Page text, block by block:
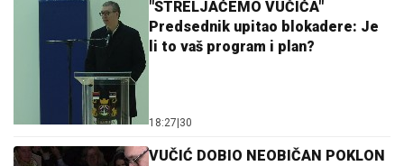
"STRELJAĆEMO VUČIĆA"
Predsednik upitao blokadere: Je
li to vaš program i plan?
18:27 30
VUČIĆ DOBIO NEOBIČAN POKLON